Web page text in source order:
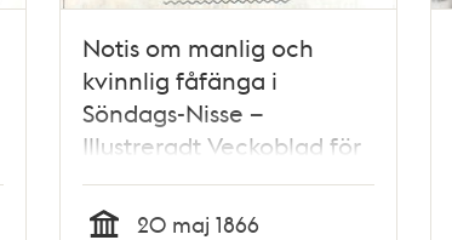
Notis om manlig och
kvinnlig fåfänga i
Söndags-Nisse –
Illustreradt Veckoblad för
Skämt, Humor och Satir,
nr 20, den 20 maj 1866
20 maj 1866